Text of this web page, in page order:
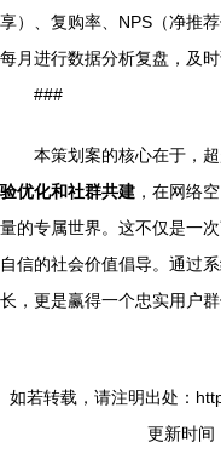
享）、复购率、NPS（净推荐
每月进行数据分析复盘，及时
###
本策划案的核心在于，
验优化和社群共建 ，在网络
量的专属世界。这不仅是一
自信的社会价值倡导。通过
长，更是赢得一个忠实用户
如若转载，请注明出处：
更新时间